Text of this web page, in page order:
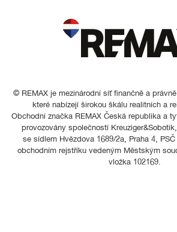
© REMAX je mezinárodní síť finančně a
které nabízejí širokou škálu realitních a
Obchodní značka REMAX Česká republika a
provozovány společností
se sídlem Hvězdova 1689/2a, Praha 4,
obchodním rejstříku vedeným Městským
vložka 102169.